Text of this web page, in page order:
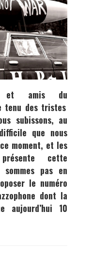
et amis du
tenu des tristes
subissons, au
que nous
moment, et les
cette
pas en
le numéro
dont la
aujourd’hui 10